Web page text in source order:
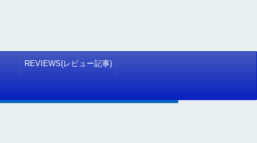
REVIEWS(レビュー記事)